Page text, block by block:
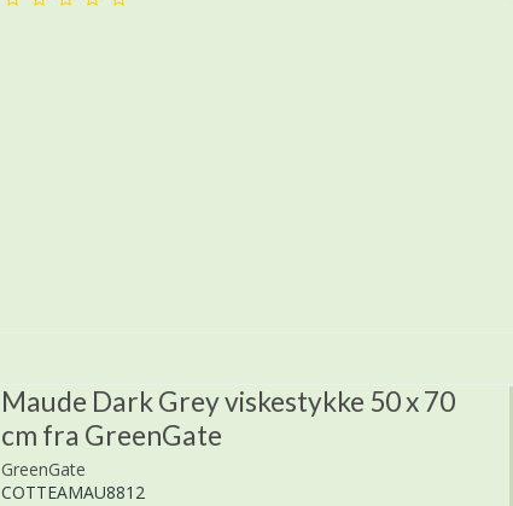
Maude Dark Grey viskestykke 50 x 70
cm fra GreenGate
GreenGate
COTTEAMAU8812